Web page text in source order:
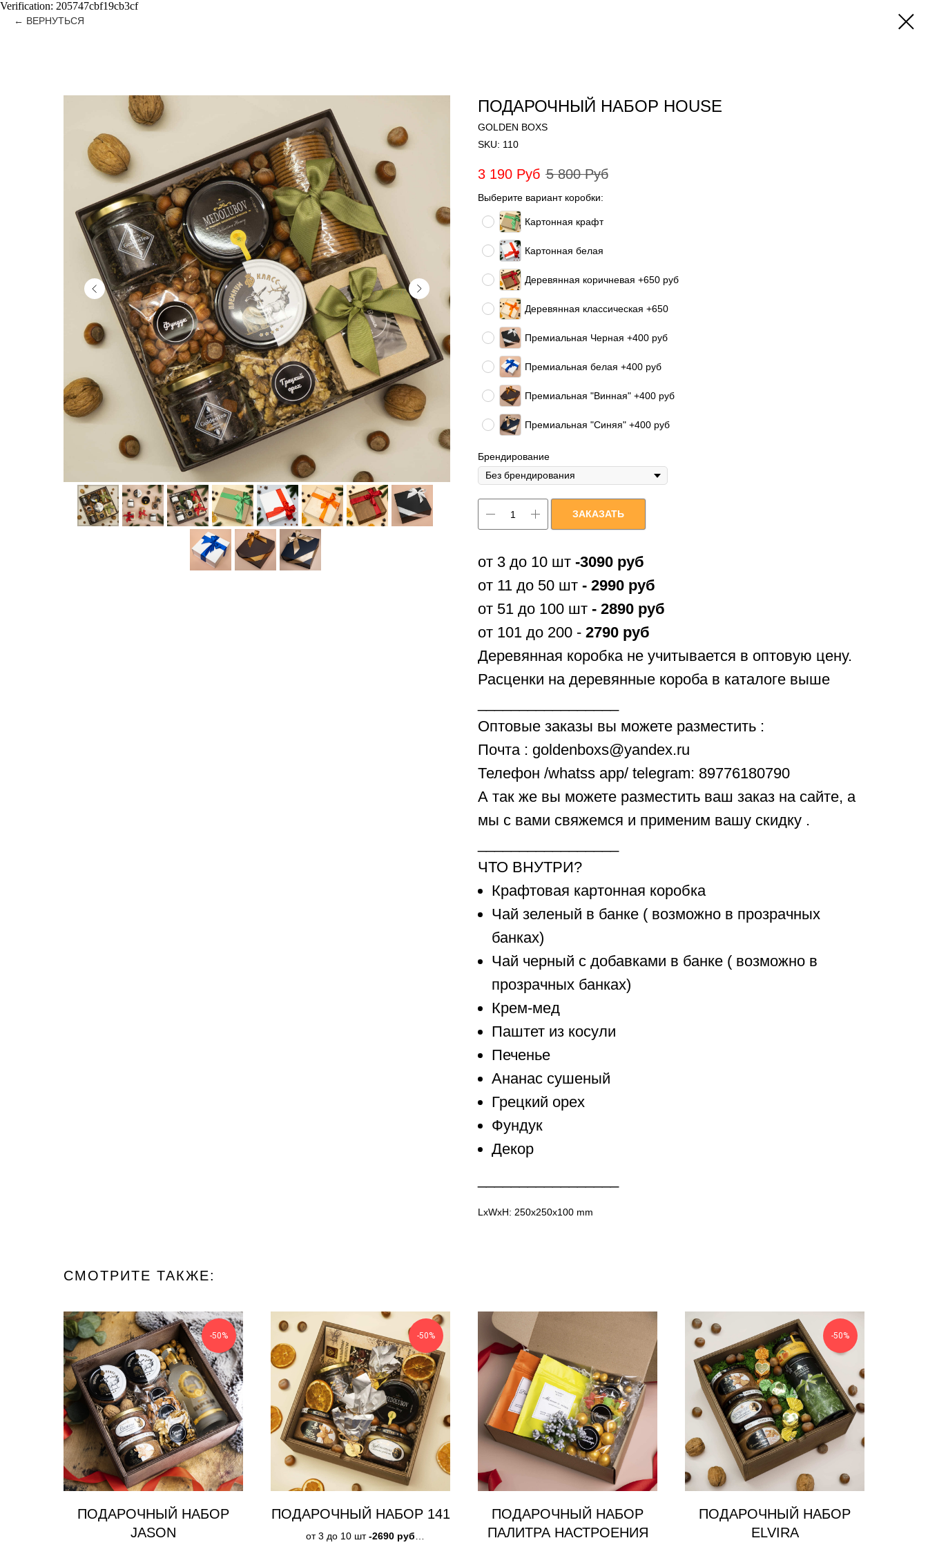
Verification: 205747cbf19cb3cf
ВЕРНУТЬСЯ
ПОДАРОЧНЫЙ НАБОР HOUSE
GOLDEN BOXS
SKU: 110
3 190 Руб 5 800 Руб
Выберите вариант коробки:
Картонная крафт
Картонная белая
Деревянная коричневая +650 руб
Деревянная классическая +650
Премиальная Черная +400 руб
Премиальная белая +400 руб
Премиальная "Винная" +400 руб
Премиальная "Синяя" +400 руб
Брендирование
ЗАКАЗАТЬ
от 3 до 10 шт -3090 руб
от 11 до 50 шт - 2990 руб
от 51 до 100 шт - 2890 руб
от 101 до 200 - 2790 руб
Деревянная коробка не учитывается в оптовую цену.
Расценки на деревянные короба в каталоге выше
Оптовые заказы вы можете разместить :
Почта : goldenboxs@yandex.ru
Телефон /whatss app/ telegram: 89776180790
А так же вы можете разместить ваш заказ на сайте, а
мы с вами свяжемся и применим вашу скидку .
ЧТО ВНУТРИ?
Крафтовая картонная коробка
Чай зеленый в банке ( возможно в прозрачных
банках)
Чай черный с добавками в банке ( возможно в
прозрачных банках)
Крем-мед
Паштет из косули
Печенье
Ананас сушеный
Грецкий орех
Фундук
Декор
LxWxH: 250x250x100 mm
СМОТРИТЕ ТАКЖЕ:
-50%
ПОДАРОЧНЫЙ НАБОР
JASON
-50%
ПОДАРОЧНЫЙ НАБОР 141
от 3 до 10 шт-2690 руб
ПОДАРОЧНЫЙ НАБОР
ПАЛИТРА НАСТРОЕНИЯ
-50%
ПОДАРОЧНЫЙ НАБОР
ELVIRA